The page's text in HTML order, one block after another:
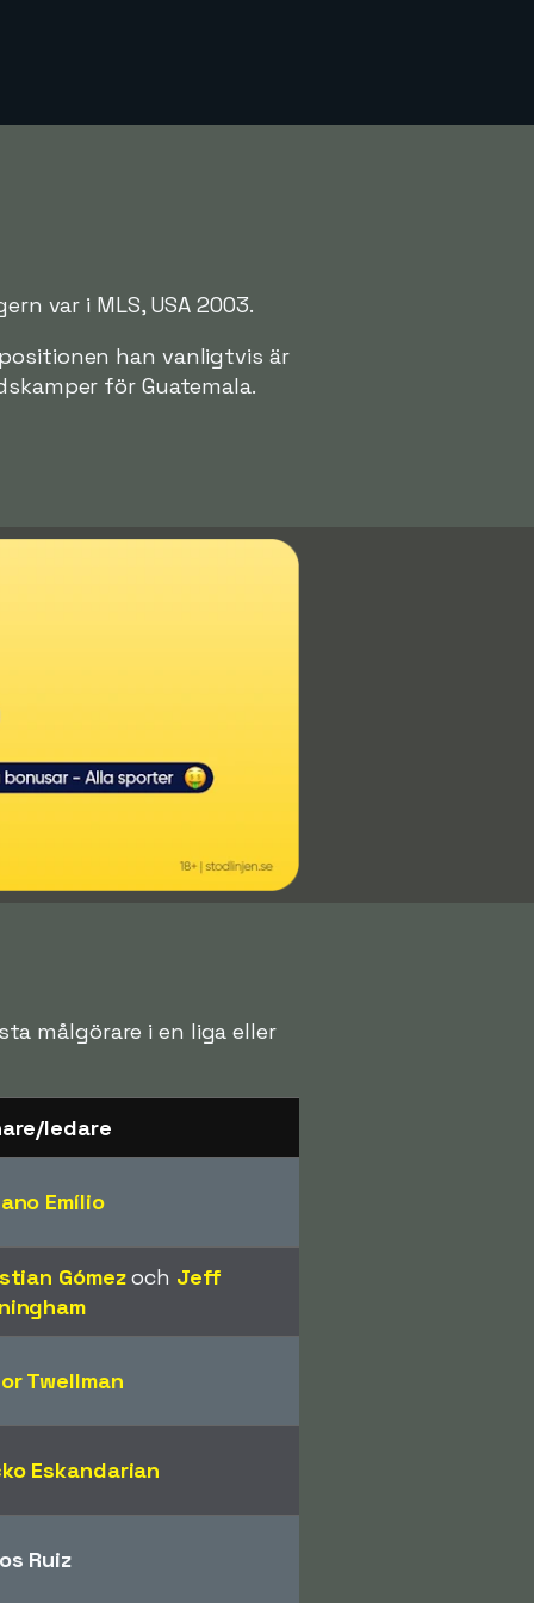
var i MLS, USA 2003.
han vanligtvis är
för Guatemala.
målgörare i en liga eller
ledare
Emílio
Gómezoch Jeff
Twellman
Eskandarian
Ruiz